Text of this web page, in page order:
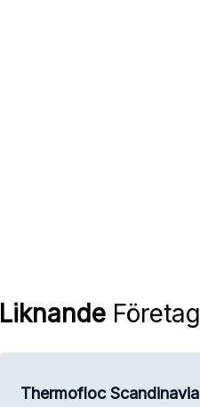
LiknandeFöretag
Thermofloc Scandinavia